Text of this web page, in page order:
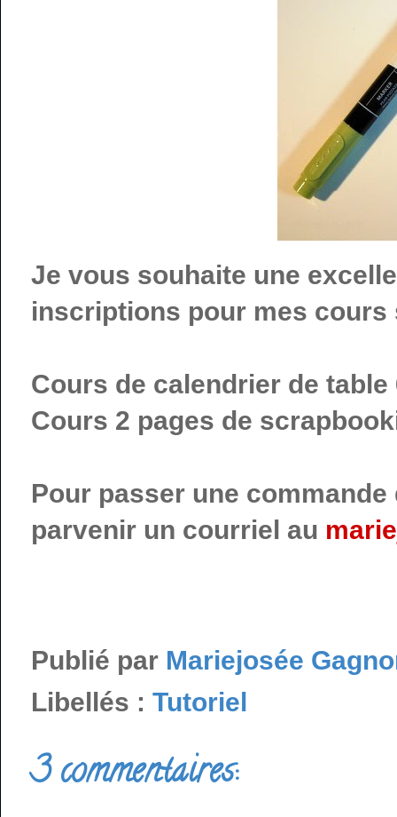
Je vous souhaite une
inscriptions pour mes
Cours de calendrier de table
Cours 2 pages de
Pour passer une
parvenir un courriel au
Publié par Mariejosée
Libellés : Tutoriel
3 commentaires: